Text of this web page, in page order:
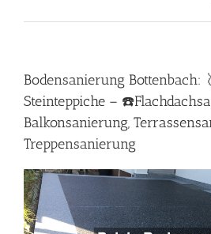
Bodensanierung Bottenbach:
Steinteppiche –
Balkonsanierung,
Treppensanierung